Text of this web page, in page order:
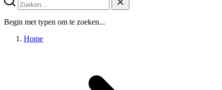
Begin met typen om te zoeken...
Home